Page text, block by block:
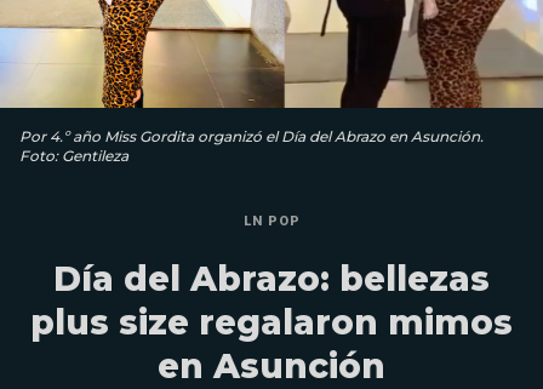
Por 4.º año Miss Gordita organizó el Día del Abrazo en Asunción.
Foto: Gentileza
LN POP
Día del Abrazo: bellezas
plus size regalaron mimos
en Asunción